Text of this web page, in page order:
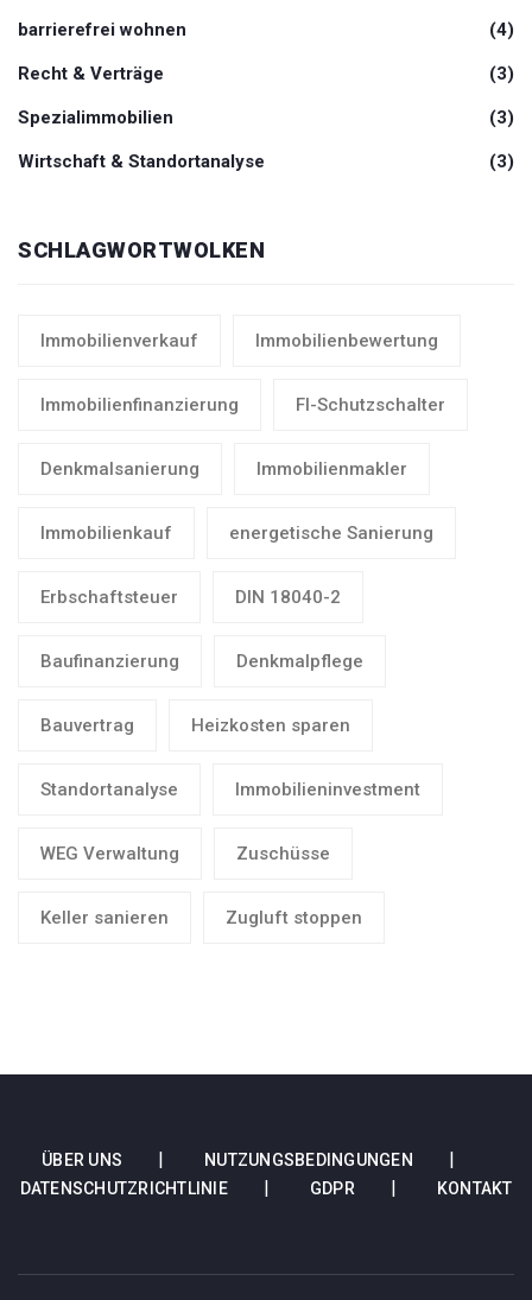
barrierefrei wohnen (4)
Recht & Verträge (3)
Spezialimmobilien (3)
Wirtschaft & Standortanalyse (3)
SCHLAGWORTWOLKEN
Immobilienverkauf Immobilienbewertung
Immobilienfinanzierung FI-Schutzschalter
Denkmalsanierung Immobilienmakler
Immobilienkauf energetische Sanierung
Erbschaftsteuer DIN 18040-2
Baufinanzierung Denkmalpflege
Bauvertrag Heizkosten sparen
Standortanalyse Immobilieninvestment
WEG Verwaltung Zuschüsse
Keller sanieren Zugluft stoppen
ÜBER UNS
NUTZUNGSBEDINGUNGEN
DATENSCHUTZRICHTLINIE
GDPR KONTAKT